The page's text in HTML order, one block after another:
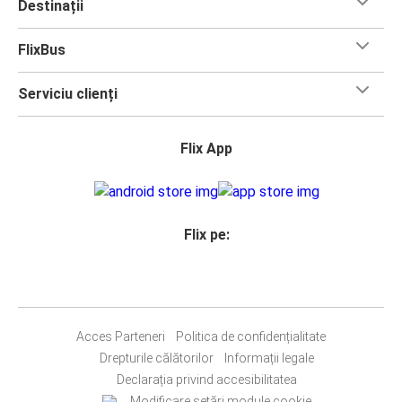
Destinații
FlixBus
Serviciu clienți
Flix App
Flix pe:
Acces Parteneri
Politica de confidențialitate
Drepturile călătorilor
Informații legale
Declarația privind accesibilitatea